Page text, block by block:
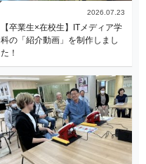
2026.07.23
【卒業生×在校生】ITメディア学
科の「紹介動画」を制作しまし
た！